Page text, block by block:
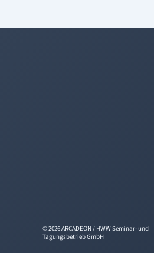
© 2026 ARCADEON / HWW Seminar- und
Tagungsbetrieb GmbH